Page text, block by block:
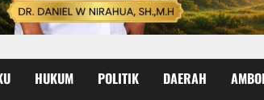
HUKUM POLITIK DAERAH